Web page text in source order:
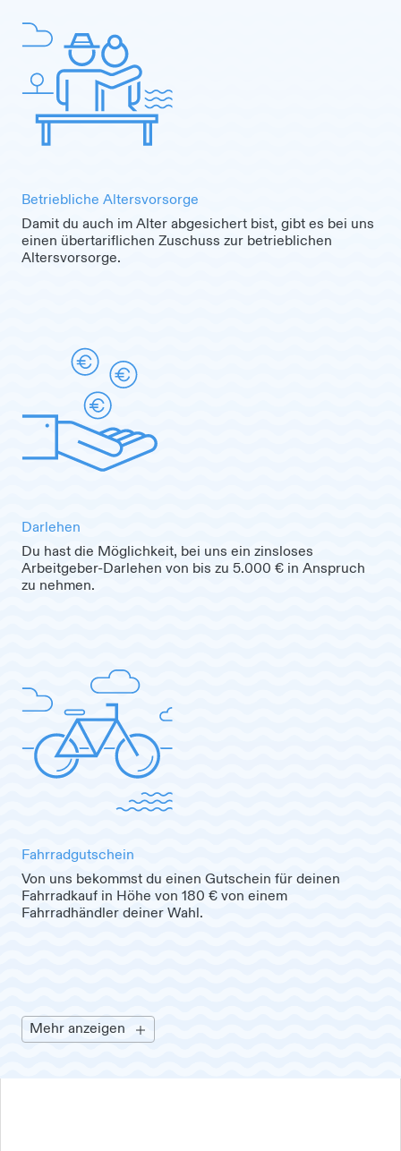
Betriebliche Altersvorsorge
Damit du auch im Alter abgesichert bist, gibt es bei uns
einen übertariflichen Zuschuss zur betrieblichen
Altersvorsorge.
Darlehen
Du hast die Möglichkeit, bei uns ein zinsloses
Arbeitgeber-Darlehen von bis zu 5.000 € in Anspruch
zu nehmen.
Fahrradgutschein
Von uns bekommst du einen Gutschein für deinen
Fahrradkauf in Höhe von 180 € von einem
Fahrradhändler deiner Wahl.
Mehr anzeigen